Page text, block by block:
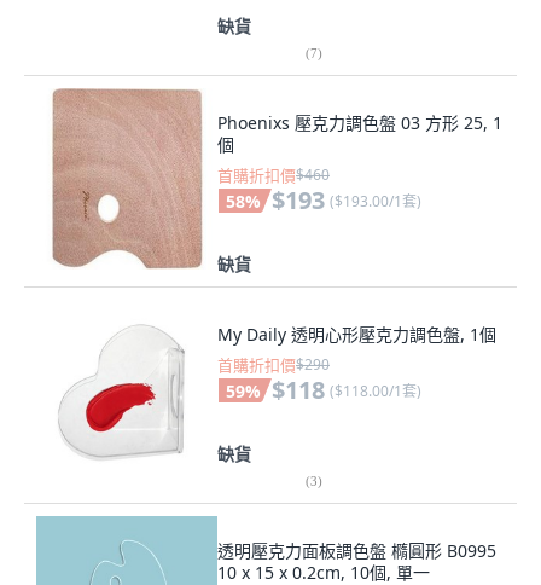
缺貨
(7)
Phoenixs 壓克力調色盤 03 方形 25, 1
個
首購折扣價$460
58% $193 ($193.00/1套)
缺貨
My Daily 透明心形壓克力調色盤, 1個
首購折扣價$290
59% $118 ($118.00/1套)
缺貨
(3)
透明壓克力面板調色盤 橢圓形 B0995
10 x 15 x 0.2cm, 10個, 單一